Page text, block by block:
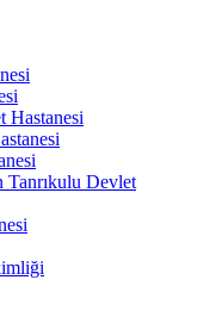
Hastanesi
Tanrıkulu Devlet